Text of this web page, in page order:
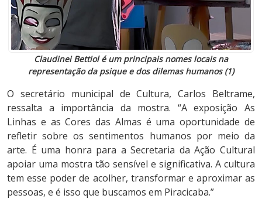
Claudinei Bettiol é um principais nomes locais na
representação da psique e dos dilemas humanos (1)
O secretário municipal de Cultura, Carlos Beltrame,
ressalta a importância da mostra. “A exposição As
Linhas e as Cores das Almas é uma oportunidade de
refletir sobre os sentimentos humanos por meio da
arte. É uma honra para a Secretaria da Ação Cultural
apoiar uma mostra tão sensível e significativa. A cultura
tem esse poder de acolher, transformar e aproximar as
pessoas, e é isso que buscamos em Piracicaba.”